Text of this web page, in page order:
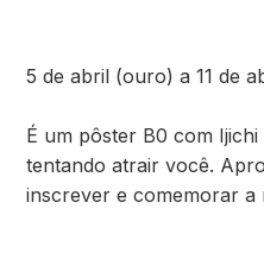
5 de abril (ouro) a 11 de
É um pôster B0 com
tentando atrair você.
inscrever e comemorar a